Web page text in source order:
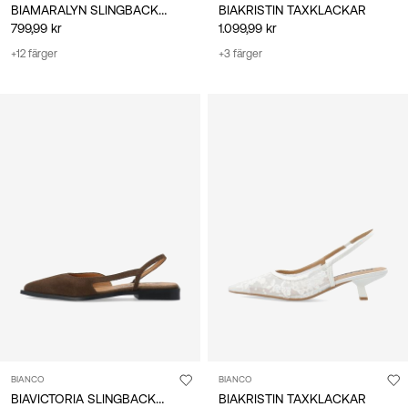
BIAMARALYN SLINGBACKSKOR
799,99 kr
+12 färger
BIAKRISTIN TAXKLACKAR
1.099,99 kr
+3 färger
BIANCO BIANCO
BIAKRISTIN TAXKLACKAR